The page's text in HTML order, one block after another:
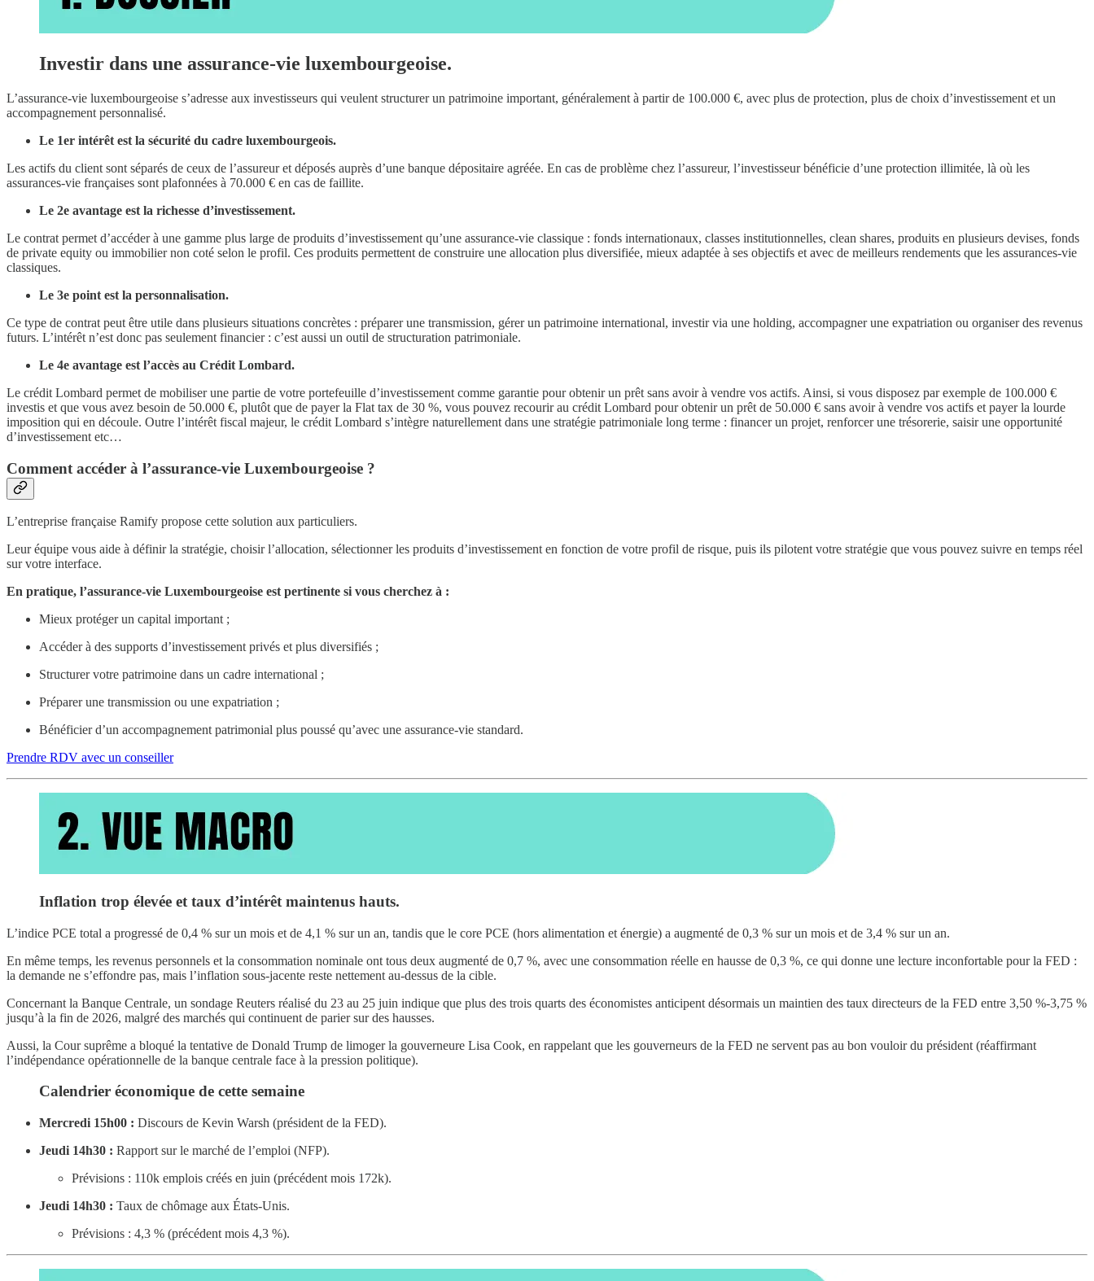
Investir dans une assurance-vie luxembourgeoise.
L’assurance-vie luxembourgeoise s’adresse aux investisseurs qui veulent structurer un patrimoine important, généralement à partir de 100.000 €, avec plus de protection, plus de choix d’investissement et un
accompagnement personnalisé.
Le 1er intérêt est la sécurité du cadre luxembourgeois.
Les actifs du client sont séparés de ceux de l’assureur et déposés auprès d’une banque dépositaire agréée. En cas de problème chez l’assureur, l’investisseur bénéficie d’une protection illimitée, là où les
assurances-vie françaises sont plafonnées à 70.000 € en cas de faillite.
Le 2e avantage est la richesse d’investissement.
Le contrat permet d’accéder à une gamme plus large de produits d’investissement qu’une assurance-vie classique : fonds internationaux, classes institutionnelles, clean shares, produits en plusieurs devises, fonds
de private equity ou immobilier non coté selon le profil. Ces produits permettent de construire une allocation plus diversifiée, mieux adaptée à ses objectifs et avec de meilleurs rendements que les assurances-vie
classiques.
Le 3e point est la personnalisation.
Ce type de contrat peut être utile dans plusieurs situations concrètes : préparer une transmission, gérer un patrimoine international, investir via une holding, accompagner une expatriation ou organiser des revenus
futurs. L’intérêt n’est donc pas seulement financier : c’est aussi un outil de structuration patrimoniale.
Le 4e avantage est l’accès au Crédit Lombard.
Le crédit Lombard permet de mobiliser une partie de votre portefeuille d’investissement comme garantie pour obtenir un prêt sans avoir à vendre vos actifs. Ainsi, si vous disposez par exemple de 100.000 €
investis et que vous avez besoin de 50.000 €, plutôt que de payer la Flat tax de 30 %, vous pouvez recourir au crédit Lombard pour obtenir un prêt de 50.000 € sans avoir à vendre vos actifs et payer la lourde
imposition qui en découle. Outre l’intérêt fiscal majeur, le crédit Lombard s’intègre naturellement dans une stratégie patrimoniale long terme : financer un projet, renforcer une trésorerie, saisir une opportunité
d’investissement etc…
Comment accéder à l’assurance-vie Luxembourgeoise ?
L’entreprise française Ramify propose cette solution aux particuliers.
Leur équipe vous aide à définir la stratégie, choisir l’allocation, sélectionner les produits d’investissement en fonction de votre profil de risque, puis ils pilotent votre stratégie que vous pouvez suivre en temps réel
sur votre interface.
En pratique, l’assurance-vie Luxembourgeoise est pertinente si vous cherchez à :
Mieux protéger un capital important ;
Accéder à des supports d’investissement privés et plus diversifiés ;
Structurer votre patrimoine dans un cadre international ;
Préparer une transmission ou une expatriation ;
Bénéficier d’un accompagnement patrimonial plus poussé qu’avec une assurance-vie standard.
Prendre RDV avec un conseiller
Inflation trop élevée et taux d’intérêt maintenus hauts.
L’indice PCE total a progressé de 0,4 % sur un mois et de 4,1 % sur un an, tandis que le core PCE (hors alimentation et énergie) a augmenté de 0,3 % sur un mois et de 3,4 % sur un an.
En même temps, les revenus personnels et la consommation nominale ont tous deux augmenté de 0,7 %, avec une consommation réelle en hausse de 0,3 %, ce qui donne une lecture inconfortable pour la FED :
la demande ne s’effondre pas, mais l’inflation sous-jacente reste nettement au-dessus de la cible.
Concernant la Banque Centrale, un sondage Reuters réalisé du 23 au 25 juin indique que plus des trois quarts des économistes anticipent désormais un maintien des taux directeurs de la FED entre 3,50 %-3,75 %
jusqu’à la fin de 2026, malgré des marchés qui continuent de parier sur des hausses.
Aussi, la Cour suprême a bloqué la tentative de Donald Trump de limoger la gouverneure Lisa Cook, en rappelant que les gouverneurs de la FED ne servent pas au bon vouloir du président (réaffirmant
l’indépendance opérationnelle de la banque centrale face à la pression politique).
Calendrier économique de cette semaine
Mercredi 15h00 : Discours de Kevin Warsh (président de la FED).
Jeudi 14h30 : Rapport sur le marché de l’emploi (NFP).
Prévisions : 110k emplois créés en juin (précédent mois 172k).
Jeudi 14h30 : Taux de chômage aux États-Unis.
Prévisions : 4,3 % (précédent mois 4,3 %).